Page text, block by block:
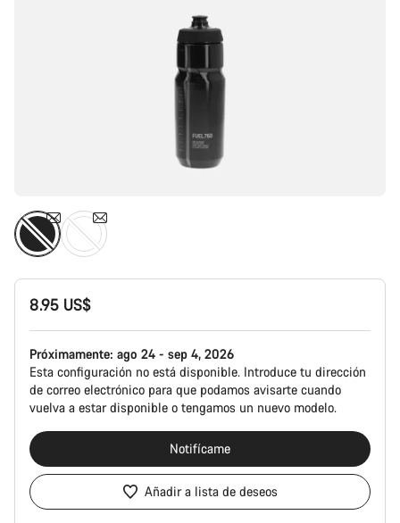
8.95 US$
Próximamente: ago 24 - sep 4, 2026
Esta configuración no está disponible. Introduce tu dirección
de correo electrónico para que podamos avisarte cuando
vuelva a estar disponible o tengamos un nuevo modelo.
Notifícame
Añadir a lista de deseos